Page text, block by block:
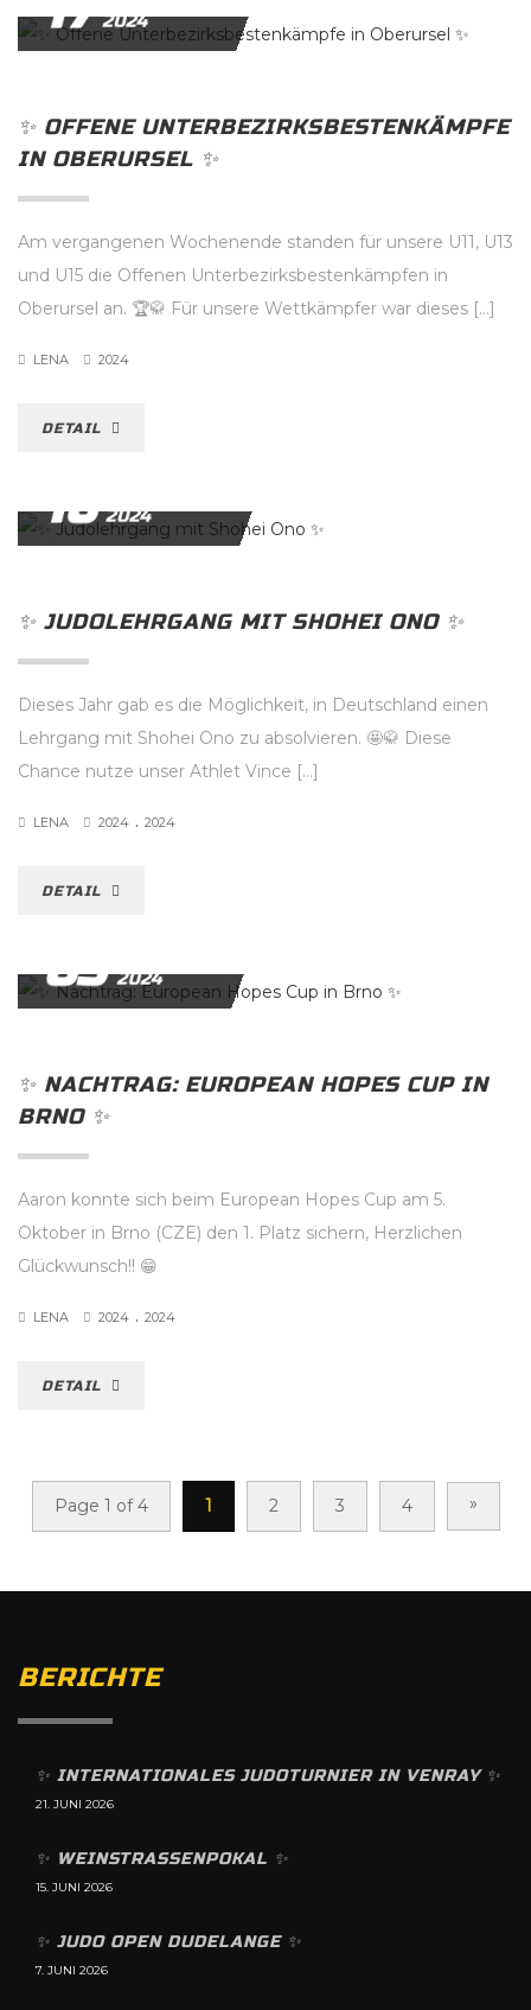
17 2024
✨️ OFFENE UNTERBEZIRKSBESTENKÄMPFE
IN OBERURSEL ✨️
Am vergangenen Wochenende standen für unsere U11, U13
und U15 die Offenen Unterbezirksbestenkämpfen in
Oberursel an. 🏆🥋 Für unsere Wettkämpfer war dieses […]
LENA 2024
DETAIL
16 2024
✨️ JUDOLEHRGANG MIT SHOHEI ONO ✨️
Dieses Jahr gab es die Möglichkeit, in Deutschland einen
Lehrgang mit Shohei Ono zu absolvieren. 🤩🥋 Diese
Chance nutze unser Athlet Vince […]
LENA 2024 . 2024
DETAIL
05 2024
✨️ NACHTRAG: EUROPEAN HOPES CUP IN
BRNO ✨️
Aaron konnte sich beim European Hopes Cup am 5.
Oktober in Brno (CZE) den 1. Platz sichern, Herzlichen
Glückwunsch!! 😁
LENA 2024 . 2024
DETAIL
Page 1 of 4 1 2 3 4 »
BERICHTE
✨️ INTERNATIONALES JUDOTURNIER IN VENRAY ✨️
21. JUNI 2026
✨️ WEINSTRASSENPOKAL ✨️
15. JUNI 2026
✨️ JUDO OPEN DUDELANGE ✨️
7. JUNI 2026